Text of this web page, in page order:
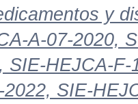
y
A-07-2020,
SIE-HEJCA-
SIE-